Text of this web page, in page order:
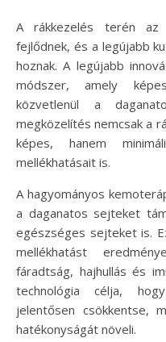
A rákkezelés terén az új technológiák folyamatosan
fejlődnek, és a legújabb
hoznak. A legújabb
módszer, amely
közvetlenül a
megközelítés nemcsak a
képes, hanem
mellékhatásait is.
A hagyományos
a daganatos sejteket
egészséges sejteket is.
mellékhatást
fáradtság, hajhullás és
technológia célja,
jelentősen csökkentse,
hatékonyságát növeli.